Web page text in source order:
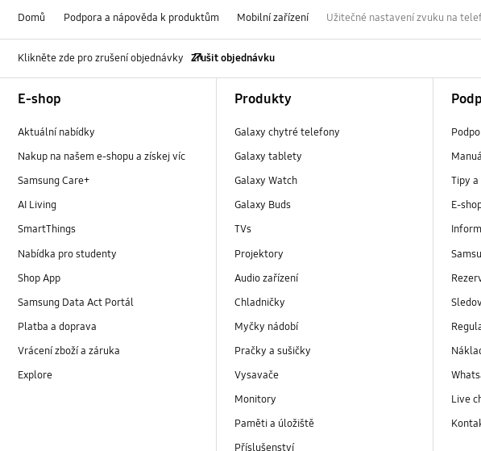
Domů Podpora a nápověda k produktům Mobilní zařízení Užitečné nastavení zvuku na
Klikněte zde pro zrušení objednávky Zrušit objednávku
E-shop
Aktuální nabídky
Nakup na našem e-shopu a získej víc
Samsung Care+
AI Living
SmartThings
Nabídka pro studenty
Shop App
Samsung Data Act Portál
Platba a doprava
Vrácení zboží a záruka
Explore
Produkty
Galaxy chytré telefony
Galaxy tablety
Galaxy Watch
Galaxy Buds
TVs
Projektory
Audio zařízení
Chladničky
Myčky nádobí
Pračky a sušičky
Vysavače
Monitory
Paměti a úložiště
Příslušenství
Tipy
E-
Live